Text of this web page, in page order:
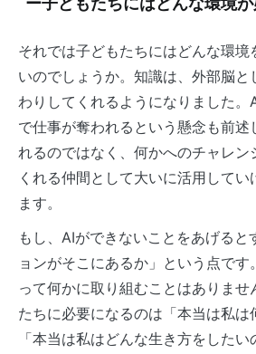
それでは子どもたちにはどんな環境
いのでしょうか。知識は、外部脳と
わりしてくれるようになりました。
で仕事が奪われるという懸念も前述
れるのではなく、何かへのチャレン
くれる仲間として大いに活用して
ます。
もし、AIができないことをあげると
ョンがそこにあるか」という点で
って何かに取り組むことはありませ
たちに必要になるのは「本当は私は
「本当は私はどんな生き方をした